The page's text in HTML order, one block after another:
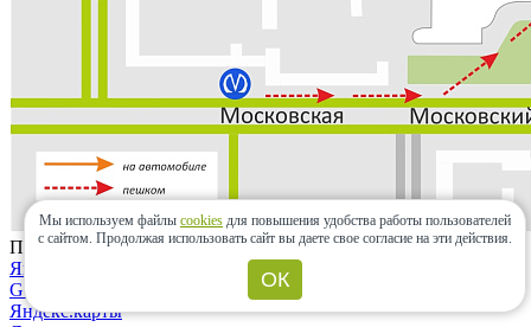
Проложить маршрут
Яндекс.карты
Google maps
Яндекс.карты
Мы используем файлы cookies для повышения удобства работы пользователей
с сайтом. Продолжая использовать сайт вы даете свое согласие на эти действия.
ОК